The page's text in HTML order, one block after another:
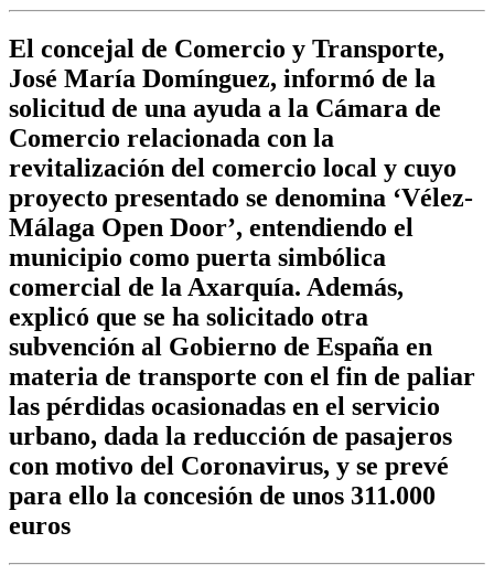
El concejal de Comercio y Transporte,
José María Domínguez, informó de la
solicitud de una ayuda a la Cámara de
Comercio relacionada con la
revitalización del comercio local y cuyo
proyecto presentado se denomina ‘Vélez-
Málaga Open Door’, entendiendo el
municipio como puerta simbólica
comercial de la Axarquía. Además,
explicó que se ha solicitado otra
subvención al Gobierno de España en
materia de transporte con el fin de paliar
las pérdidas ocasionadas en el servicio
urbano, dada la reducción de pasajeros
con motivo del Coronavirus, y se prevé
para ello la concesión de unos 311.000
euros